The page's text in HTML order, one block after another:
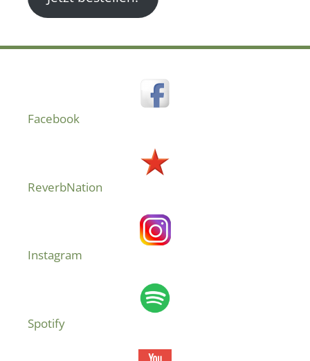
Facebook
ReverbNation
Instagram
Spotify